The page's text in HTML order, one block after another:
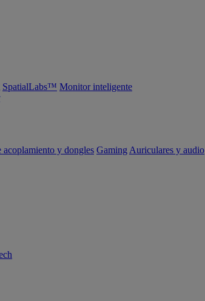
SpatialLabs™ Monitor inteligente
acoplamiento y dongles Gaming Auriculares y audio